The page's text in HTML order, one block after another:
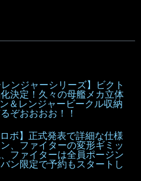
レンジャーシリーズ】ビクト
決定！久々の母艦メカ立体
＆レンジャービークル収納
ぞおおおお！！
ロボ】正式発表で詳細な仕様
、ファイターの変形ギミッ
ファイターは全員ポージン
ン限定で予約もスタートし